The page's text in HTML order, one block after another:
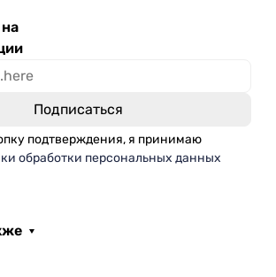
подтверждения, я принимаю
обработки персональных данных